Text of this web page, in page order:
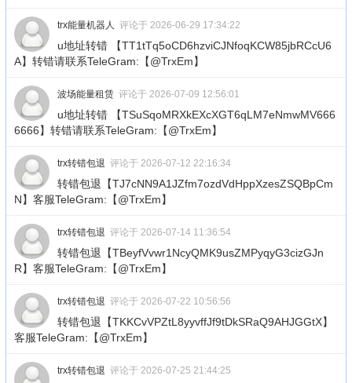
trx能量机器人 评论于 2026-06-29 17:34:22
u地址转错 【TT1tTq5oCD6hzviCJNfoqKCW85jbRCcU6
A】转错请联系TeleGram:【@TrxEm】
波场能量租赁 评论于 2026-07-09 12:56:01
u地址转错 【TSuSqoMRXkEXcXGT6qLM7eNmwMV666
6666】转错请联系TeleGram:【@TrxEm】
trx转错包退 评论于 2026-07-12 22:16:34
转错包退【TJ7cNN9A1JZfm7ozdVdHppXzesZSQBpCm
N】客服TeleGram:【@TrxEm】
trx转错包退 评论于 2026-07-14 11:36:54
转错包退【TBeyfVvwr1NcyQMK9usZMPyqyG3cizGJn
R】客服TeleGram:【@TrxEm】
trx转错包退 评论于 2026-07-22 10:56:56
转错包退【TKKCvVPZtL8yyvffJf9tDkSRaQ9AHJGGtX】
客服TeleGram:【@TrxEm】
trx转错包退 评论于 2026-07-25 21:44:25